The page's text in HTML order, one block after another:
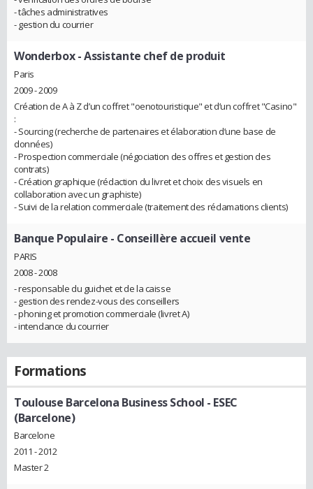
- tâches administratives
- gestion du courrier
Wonderbox- Assistante chef de produit
Paris
2009 - 2009
Création de A à Z d’un coffret "oenotouristique" et d’un coffret "Casino"
:
- Sourcing (recherche de partenaires et élaboration d’une base de
données)
- Prospection commerciale (négociation des offres et gestion des
contrats)
- Création graphique (rédaction du livret et choix des visuels en
collaboration avec un graphiste)
- Suivi de la relation commerciale (traitement des réclamations clients)
Banque Populaire - Conseillère accueil vente
PARIS
2008 - 2008
- responsable du guichet et de la caisse
- gestion des rendez-vous des conseillers
- phoning et promotion commerciale (livret A)
- intendance du courrier
Formations
Toulouse Barcelona Business School - ESEC
(Barcelone)
Barcelone
2011 - 2012
Master 2